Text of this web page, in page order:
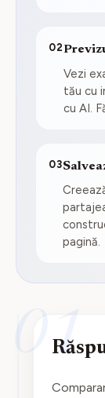
02
Vezi
tău cu
cu AI.
03
pagină.
01